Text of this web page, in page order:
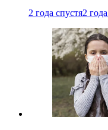
2 года спустя2